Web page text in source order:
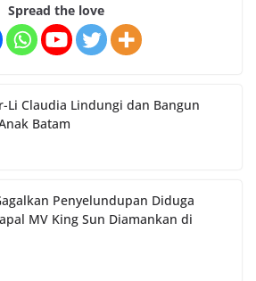
Spread the love
Li Claudia Lindungi dan Bangun
Batam
Penyelundupan Diduga
MV King Sun Diamankan di